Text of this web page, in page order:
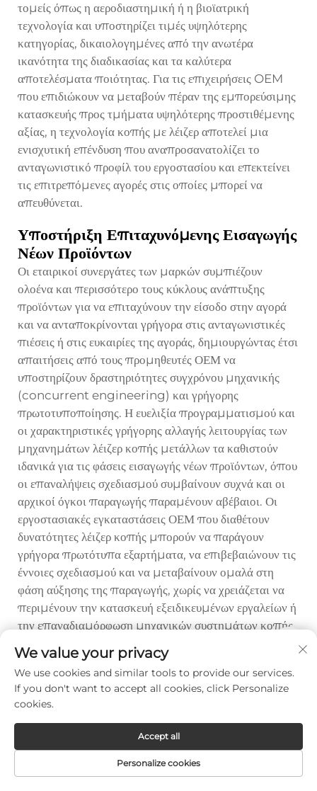
τομείς όπως η αεροδιαστημική ή η βιοϊατρική
τεχνολογία και υποστηρίζει τιμές υψηλότερης
κατηγορίας, δικαιολογημένες από την ανωτέρα
ικανότητα της διαδικασίας και τα καλύτερα
αποτελέσματα ποιότητας. Για τις επιχειρήσεις OEM
που επιδιώκουν να μεταβούν πέραν της εμπορεύσιμης
κατασκευής προς τμήματα υψηλότερης προστιθέμενης
αξίας, η τεχνολογία κοπής με λέιζερ αποτελεί μια
ενισχυτική επένδυση που αναπροσανατολίζει το
ανταγωνιστικό προφίλ του εργοστασίου και επεκτείνει
τις επιτρεπόμενες αγορές στις οποίες μπορεί να
απευθύνεται.
Υποστήριξη Επιταχυνόμενης Εισαγωγής
Νέων Προϊόντων
Οι εταιρικοί συνεργάτες των μαρκών συμπιέζουν
ολοένα και περισσότερο τους κύκλους ανάπτυξης
προϊόντων για να επιταχύνουν την είσοδο στην αγορά
και να ανταποκρίνονται γρήγορα στις ανταγωνιστικές
πιέσεις ή στις ευκαιρίες της αγοράς, δημιουργώντας έτσι
απαιτήσεις από τους προμηθευτές ΟΕΜ να
υποστηρίζουν δραστηριότητες συγχρόνου μηχανικής
(concurrent engineering) και γρήγορης
πρωτοτυποποίησης. Η ευελιξία προγραμματισμού και
οι χαρακτηριστικές γρήγορης αλλαγής λειτουργίας των
μηχανημάτων λέιζερ κοπής μετάλλων τα καθιστούν
ιδανικά για τις φάσεις εισαγωγής νέων προϊόντων, όπου
οι επαναλήψεις σχεδιασμού συμβαίνουν συχνά και οι
αρχικοί όγκοι παραγωγής παραμένουν αβέβαιοι. Οι
εργοστασιακές εγκαταστάσεις ΟΕΜ που διαθέτουν
δυνατότητες λέιζερ κοπής μπορούν να παράγουν
γρήγορα πρωτότυπα εξαρτήματα, να επιβεβαιώνουν τις
έννοιες σχεδιασμού και να μεταβαίνουν ομαλά στη
φάση αύξησης της παραγωγής, χωρίς να χρειάζεται να
περιμένουν την κατασκευή εξειδικευμένων εργαλείων ή
την επαναδιαμόρφωση μηχανικών συστημάτων κοπής.
Αυτή η ευελιξία ενισχύει τις σχέσεις με τους πελάτες,
καθιστώντας τον ΟΕΜ όχι απλώς έναν προμηθευτή
παραγωγής, αλλά έναν εταίρο ανάπτυξης,
δημιουργώντας ευκαιρίες για νωρίτερη συμμετοχή
για την ασφάλιση μακροπρόθεσμων συμβάσεων
παραγωγής καθώς τα νέα προϊόντα μεταβαίνουν από τη
φάση ανάπτυξης στην πλήρη βιομηχανική παραγωγή.
We value your privacy
We use cookies and similar tools to provide our services.
If you don't want to accept all cookies, click Personalize
cookies.
Personalize cookies
Accept all